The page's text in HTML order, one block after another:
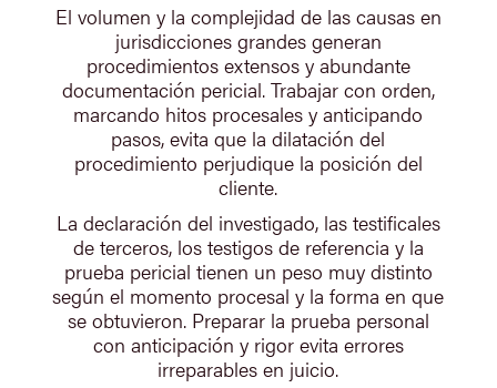
El volumen y la complejidad de las causas en
jurisdicciones grandes generan
procedimientos extensos y abundante
documentación pericial. Trabajar con orden,
marcando hitos procesales y anticipando
pasos, evita que la dilatación del
procedimiento perjudique la posición del
cliente.
La declaración del investigado, las testificales
de terceros, los testigos de referencia y la
prueba pericial tienen un peso muy distinto
según el momento procesal y la forma en que
se obtuvieron. Preparar la prueba personal
con anticipación y rigor evita errores
irreparables en juicio.